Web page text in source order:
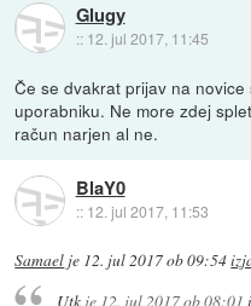
Glugy
:: 12. jul 2017, 11:45
Če se dvakrat prijav na
uporabniku. Ne more zdej
račun narjen al ne.
BlaY0
:: 12. jul 2017, 11:53
Samael je 12. jul 2017 ob 09:54
Utkje 12. jul 2017 ob 08:01